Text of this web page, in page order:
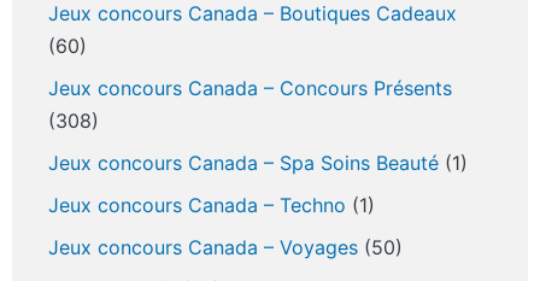
Jeux concours Canada – Boutiques Cadeaux
(60)
Jeux concours Canada – Concours Présents
(308)
Jeux concours Canada – Spa Soins Beauté (1)
Jeux concours Canada – Techno (1)
Jeux concours Canada – Voyages (50)